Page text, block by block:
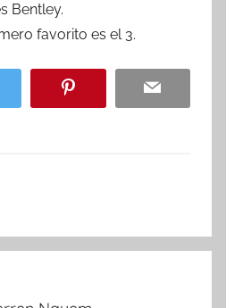
Bentley.
favorito es el 3.